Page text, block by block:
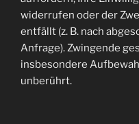
widerrufen oder der
entfällt (z. B. nach
Anfrage). Zwingende
insbesondere
unberührt.